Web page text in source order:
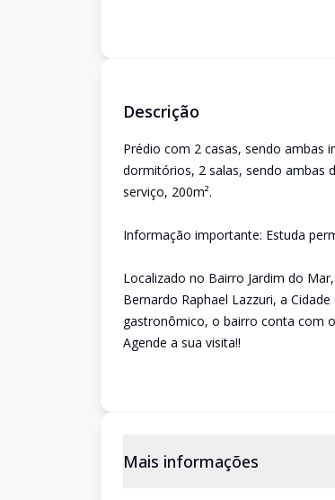
Descrição
Prédio com 2 casas, sendo ambas
dormitórios, 2 salas, sendo ambas
serviço, 200m².
Informação importante: Estuda
Localizado no Bairro Jardim do
Bernardo Raphael Lazzuri, a
gastronômico, o bairro conta com
Agende a sua visita!!
Mais informações